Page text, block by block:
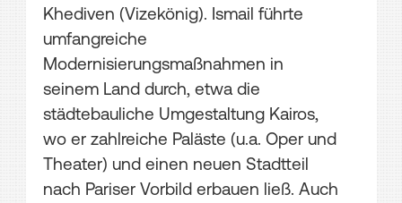
Khediven (Vizekönig). Ismail führte
umfangreiche
Modernisierungsmaßnahmen in
seinem Land durch, etwa die
städtebauliche Umgestaltung Kairos,
wo er zahlreiche Paläste (u.a. Oper und
Theater) und einen neuen Stadtteil
nach Pariser Vorbild erbauen ließ. Auch